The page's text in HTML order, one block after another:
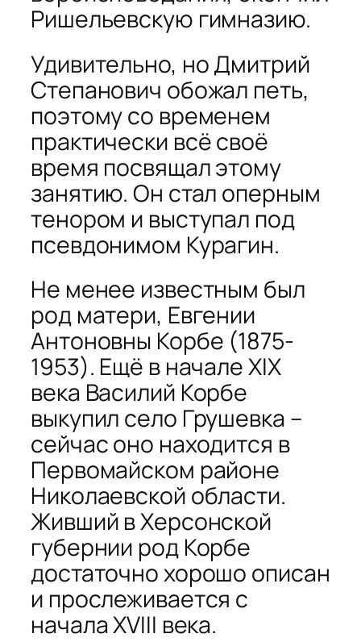
Ришельевскую гимназию.
Удивительно, но Дмитрий
Степанович обожал петь,
поэтому со временем
практически всё своё
время посвящал этому
занятию. Он стал оперным
тенором и выступал под
псевдонимом Курагин.
Не менее известным был
род матери, Евгении
Антоновны Корбе (1875-
1953). Ещё в начале XIX
века Василий Корбе
выкупил село Грушевка –
сейчас оно находится в
Первомайском районе
Николаевской области.
Живший в Херсонской
губернии род Корбе
достаточно хорошо описан
и прослеживается с
начала XVIII века.